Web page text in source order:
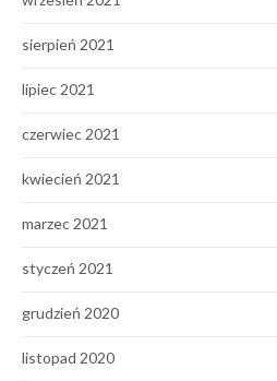
sierpień 2021
lipiec 2021
czerwiec 2021
kwiecień 2021
marzec 2021
styczeń 2021
grudzień 2020
listopad 2020